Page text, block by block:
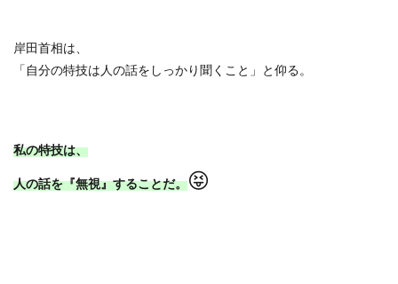
岸田首相は、
「自分の特技は人の話をしっかり聞くこと」と仰る。
私の特技は、
人の話を『無視』することだ。😝